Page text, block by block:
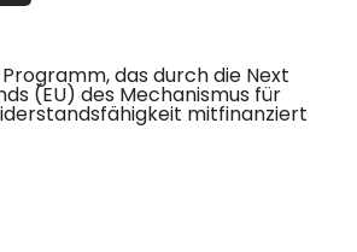
das durch die Next
(EU) des Mechanismus für
mitfinanziert